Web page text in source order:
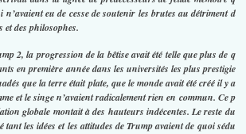
n’avaient eu de cesse de soutenir les brutes au détriment d
et des philosophes.
2, la progression de la bêtise avait été telle que plus de q
en première année dans les universités les plus prestigie
que la terre était plate, que le monde avait été créé il y a
et le singe n’avaient radicalement rien en commun. Ce p
globale montait à des hauteurs indécentes. Le reste du
tant les idées et les attitudes de Trump avaient de quoi sédu